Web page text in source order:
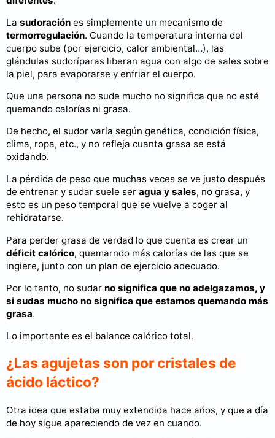
La sudoración es simplemente un mecanismo de
termorregulación. Cuando la temperatura interna del
cuerpo sube (por ejercicio, calor ambiental…), las
glándulas sudoríparas liberan agua con algo de sales sobre
la piel, para evaporarse y enfriar el cuerpo.
Que una persona no sude mucho no significa que no esté
quemando calorías ni grasa.
De hecho, el sudor varía según genética, condición física,
clima, ropa, etc., y no refleja cuanta grasa se está
oxidando.
La pérdida de peso que muchas veces se ve justo después
de entrenar y sudar suele ser agua y sales, no grasa, y
esto es un peso temporal que se vuelve a coger al
rehidratarse.
Para perder grasa de verdad lo que cuenta es crear un
déficit calórico, quemarndo más calorías de las que se
ingiere, junto con un plan de ejercicio adecuado.
Por lo tanto, no sudar no significa que no adelgazamos, y
si sudas mucho no significa que estamos quemando más
grasa.
Lo importante es el balance calórico total.
¿Las agujetas son por cristales de
ácido láctico?
Otra idea que estaba muy extendida hace años, y que a día
de hoy sigue apareciendo de vez en cuando.